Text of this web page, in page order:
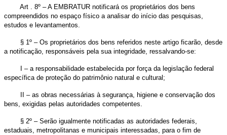
Art . 8º – A EMBRATUR notificará os proprietários dos bens
compreendidos no espaço físico a analisar do início das pesquisas,
estudos e levantamentos.
§ 1º – Os proprietários dos bens referidos neste artigo ficarão, desde
a notificação, responsáveis pela sua integridade, ressalvando-se:
I – a responsabilidade estabelecida por força da legislação federal
específica de proteção do patrimônio natural e cultural;
II – as obras necessárias à segurança, higiene e conservação dos
bens, exigidas pelas autoridades competentes.
§ 2º – Serão igualmente notificadas as autoridades federais,
estaduais, metropolitanas e municipais interessadas, para o fim de